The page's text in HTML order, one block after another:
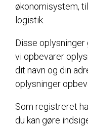
økonomisystem,
logistik.
Disse oplysninger
vi opbevarer
dit navn og din
oplysninger
Som registreret
du kan gøre